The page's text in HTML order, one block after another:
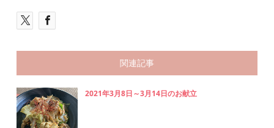
関連記事
2021年3月8日～3月14日のお献立